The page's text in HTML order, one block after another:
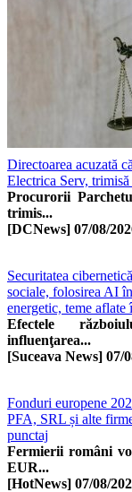
Directoarea acuzată
Electrica Serv,
Procurorii
trimis...
[DCNews] 07/08/
Securitatea
sociale, folosirea AI
energetic, teme
Efectele
influenţarea...
[Suceava News] 07/
Fonduri europene
PFA, SRL și alte
punctaj
Fermierii români
EUR...
[HotNews] 07/08/